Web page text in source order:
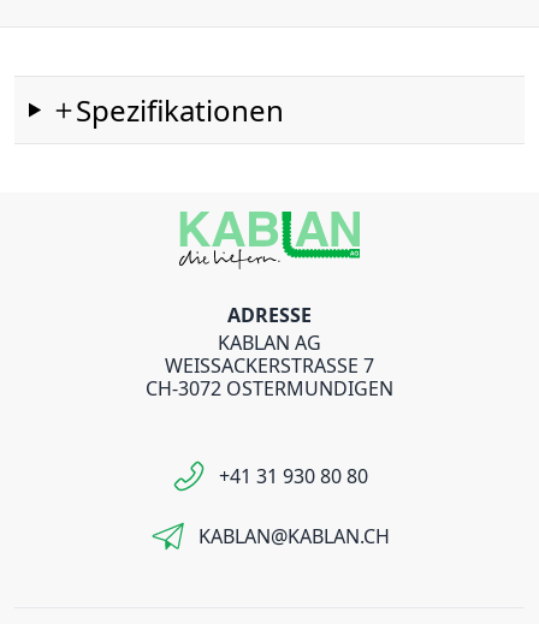
Spezifikationen
ADRESSE
KABLAN AG
WEISSACKERSTRASSE 7
CH-3072 OSTERMUNDIGEN
+41 31 930 80 80
KABLAN@KABLAN.CH